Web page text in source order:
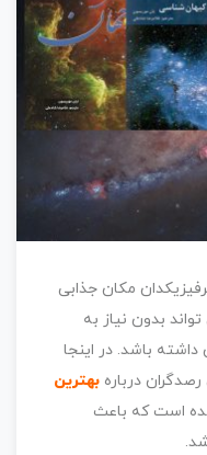
مکان جذابی
بدون نیاز به
داشته باشد. در اینجا
درباره بهترین
است که باعث